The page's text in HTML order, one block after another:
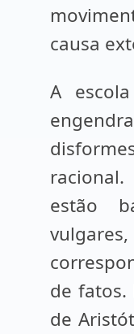
causa
A
estão
de fatos.
de